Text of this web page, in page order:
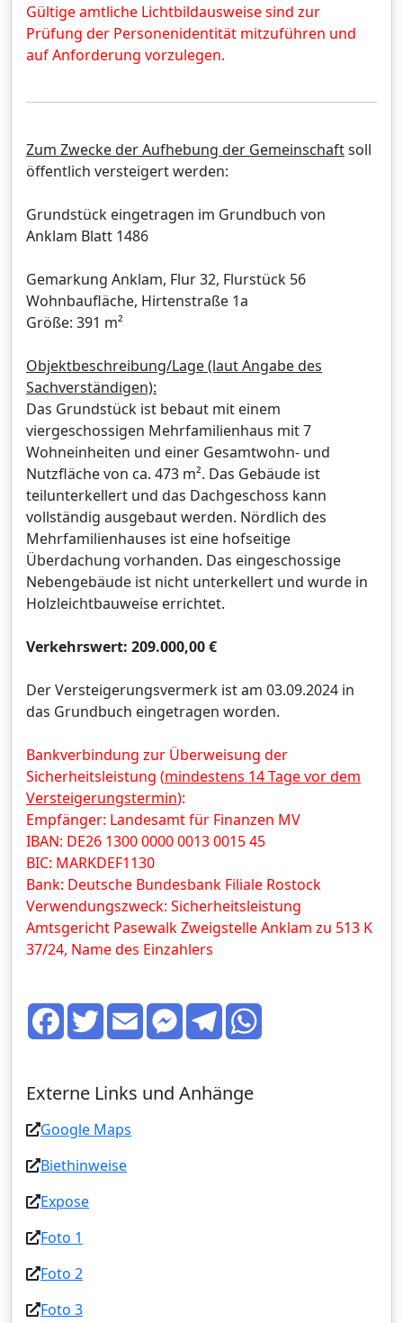
Gültige amtliche Lichtbildausweise sind zur
Prüfung der Personenidentität mitzuführen und
auf Anforderung vorzulegen.
Zum Zwecke der Aufhebung der Gemeinschaftsoll
öffentlich versteigert werden:
Grundstück eingetragen im Grundbuch von
Anklam Blatt 1486
Gemarkung Anklam, Flur 32, Flurstück 56
Wohnbaufläche, Hirtenstraße 1a
Größe: 391 m²
Objektbeschreibung/Lage (laut Angabe des
Sachverständigen):
Das Grundstück ist bebaut mit einem
viergeschossigen Mehrfamilienhaus mit 7
Wohneinheiten und einer Gesamtwohn- und
Nutzfläche von ca. 473 m². Das Gebäude ist
teilunterkellert und das Dachgeschoss kann
vollständig ausgebaut werden. Nördlich des
Mehrfamilienhauses ist eine hofseitige
Überdachung vorhanden. Das eingeschossige
Nebengebäude ist nicht unterkellert und wurde in
Holzleichtbauweise errichtet.
Verkehrswert: 209.000,00 €
Der Versteigerungsvermerk ist am 03.09.2024 in
das Grundbuch eingetragen worden.
Bankverbindung zur Überweisung der
Sicherheitsleistung (mindestens 14 Tage vor dem
Versteigerungstermin):
Empfänger: Landesamt für Finanzen MV
IBAN: DE26 1300 0000 0013 0015 45
BIC: MARKDEF1130
Bank: Deutsche Bundesbank Filiale Rostock
Verwendungszweck: Sicherheitsleistung
Amtsgericht Pasewalk Zweigstelle Anklam zu 513 K
37/24, Name des Einzahlers
F
c
o
T
w
e
r
E
m
a
M
s
n
g
T
a
Externe Links und Anhänge
Google Maps
Biethinweise
Expose
Foto 1
Foto 2
Foto 3